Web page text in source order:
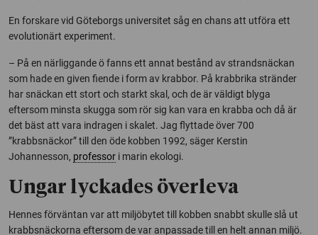
En forskare vid Göteborgs universitet såg en chans att utföra ett
evolutionärt experiment.
– På en närliggande ö fanns ett annat bestånd av strandsnäckan
som hade en given fiende i form av krabbor. På krabbrika stränder
har snäckan ett stort och starkt skal, och de är väldigt blyga
eftersom minsta skugga som rör sig kan vara en krabba och då är
det bäst att vara indragen i skalet. Jag flyttade över 700
”krabbsnäckor” till den öde kobben 1992, säger Kerstin
Johannesson, professor i marin ekologi.
Ungar lyckades överleva
Hennes förväntan var att miljöbytet till kobben snabbt skulle slå ut
krabbsnäckorna eftersom de var anpassade till en helt annan miljö.